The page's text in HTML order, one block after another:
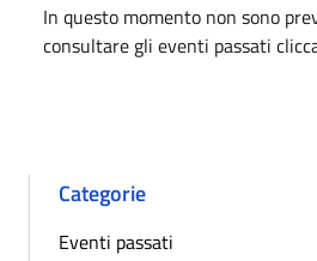
In questo momento non sono
consultare gli eventi passati
Categorie
Eventi passati